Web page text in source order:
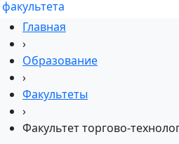
факультета
Главная
›
Образование
›
Факультеты
›
Факультет торгово-